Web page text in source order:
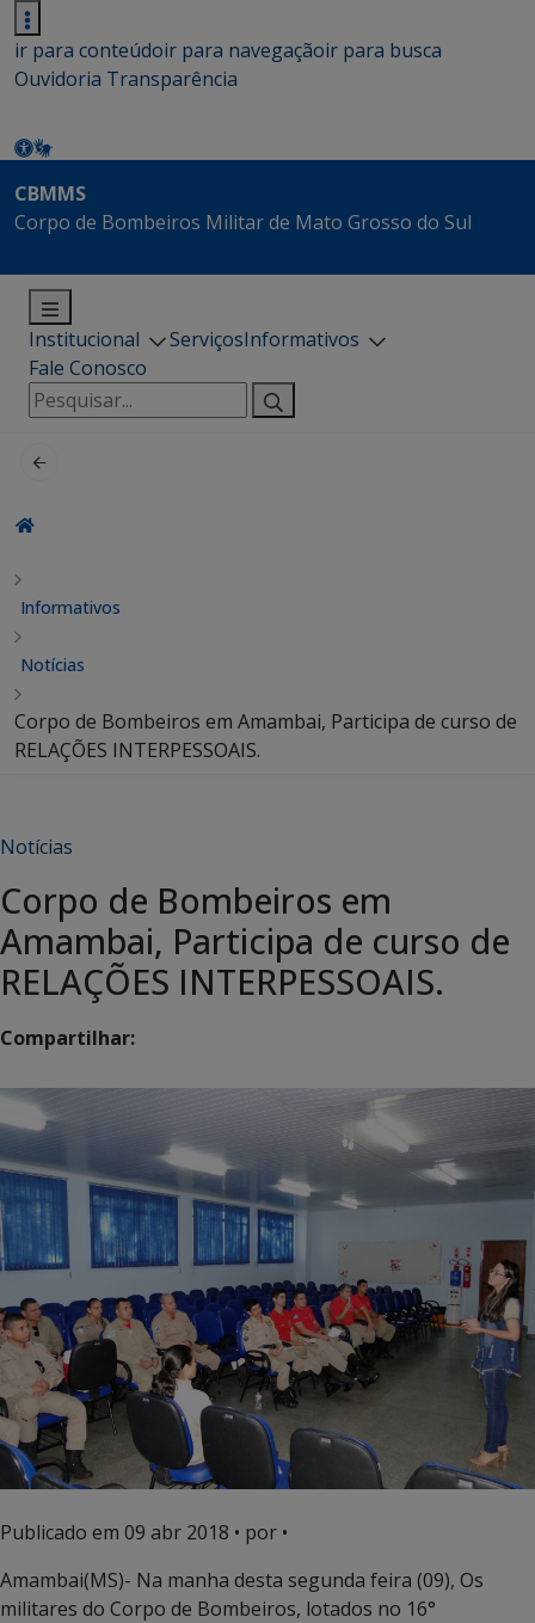
ir para conteúdoir para navegaçãoir para busca
Ouvidoria Transparência
CBMMS
Corpo de Bombeiros Militar de Mato Grosso do Sul
Institucional ServiçosInformativos
Fale Conosco
Pesquisar
por:
Informativos
Notícias
Corpo de Bombeiros em Amambai, Participa de curso de
RELAÇÕES INTERPESSOAIS.
Notícias
Corpo de Bombeiros em
Amambai, Participa de curso de
RELAÇÕES INTERPESSOAIS.
Compartilhar:
Publicado em 09 abr 2018 • por •
Amambai(MS)- Na manha desta segunda feira (09), Os
militares do Corpo de Bombeiros, lotados no 16°